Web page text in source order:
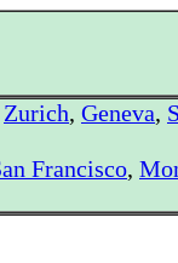
Zurich, Geneva,
Francisco,